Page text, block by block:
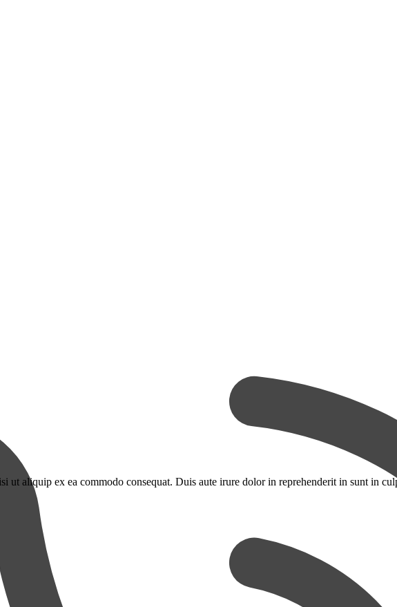
ut aliquip ex ea commodo consequat. Duis aute irure dolor in reprehenderit in sunt in